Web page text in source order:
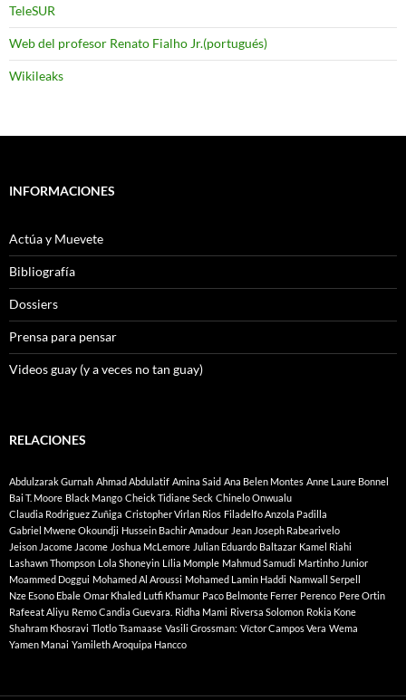
TeleSUR
Web del profesor Renato Fialho Jr.(portugués)
Wikileaks
INFORMACIONES
Actúa y Muevete
Bibliografía
Dossiers
Prensa para pensar
Videos guay (y a veces no tan guay)
RELACIONES
Abdulzarak Gurnah Ahmad Abdulatif Amina Said Ana Belen Montes Anne Laure Bonnel
Bai T. Moore Black Mango Cheick Tidiane Seck Chinelo Onwualu
Claudia Rodriguez Zuñiga Cristopher Virlan Rios Filadelfo Anzola Padilla
Gabriel Mwene Okoundji Hussein Bachir Amadour Jean Joseph Rabearivelo
Jeison Jacome Jacome Joshua McLemore Julian Eduardo Baltazar Kamel Riahi
Lashawn Thompson Lola Shoneyin Lília Momple Mahmud Samudi Martinho Junior
Moammed Doggui Mohamed Al Aroussi Mohamed Lamin Haddi Namwall Serpell
Nze Esono Ebale Omar Khaled Lutfi Khamur Paco Belmonte Ferrer Perenco Pere Ortin
Rafeeat Aliyu Remo Candia Guevara. Ridha Mami Riversa Solomon Rokia Kone
Shahram Khosravi Tlotlo Tsamaase Vasili Grossman: Víctor Campos Vera Wema
Yamen Manai Yamileth Aroquipa Hancco